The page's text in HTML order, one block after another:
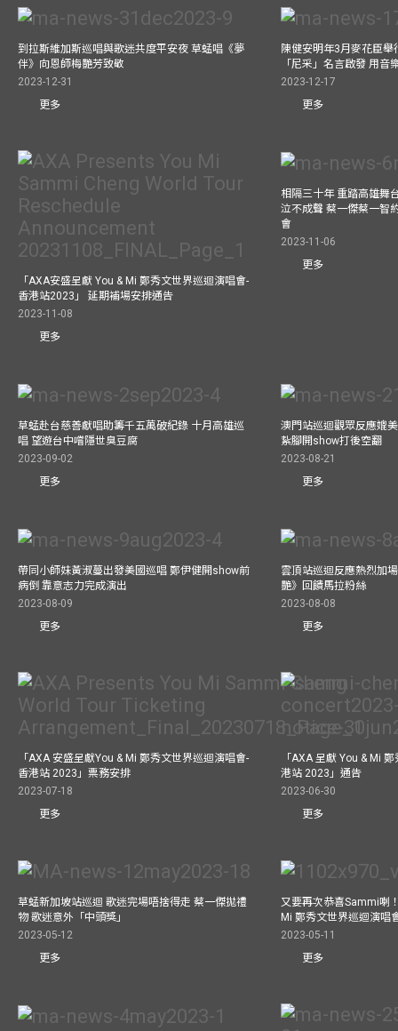
到拉斯維加斯巡唱與歌迷共度平安夜 草蜢唱《夢
伴》向恩師梅艷芳致敬
2023-12-31
更多
陳健安明年3月麥花臣
「尼采」名言啟發 用音
2023-12-17
更多
「AXA安盛呈獻 You & Mi 鄭秀文世界巡迴演唱會-
香港站2023」 延期補場安排通告
2023-11-08
更多
相隔三十年 重踏高雄舞
泣不成聲 蔡一傑蔡一智
會
2023-11-06
更多
草蜢赴台慈善獻唱助籌千五萬破紀錄 十月高雄巡
唱 望遊台中嚐隱世臭豆腐
2023-09-02
更多
澳門站巡迴觀眾反應媲
紥腳開show打後空翻
2023-08-21
更多
帶同小師妹黃淑蔓出發美國巡唱 鄭伊健開show前
病倒 靠意志力完成演出
2023-08-09
更多
雲頂站巡迴反應熱烈加
艷》回饋馬拉粉絲
2023-08-08
更多
「AXA 安盛呈獻You & Mi 鄭秀文世界巡迴演唱會-
香港站 2023」票務安排
2023-07-18
更多
「AXA 呈獻 You & Mi
港站 2023」通告
2023-06-30
更多
草蜢新加坡站巡迴 歌迷完場唔捨得走 蔡一傑拋禮
物 歌迷意外「中頭獎」
2023-05-12
更多
又要再次恭喜Sammi喇
Mi 鄭秀文世界巡迴演唱
2023-05-11
更多